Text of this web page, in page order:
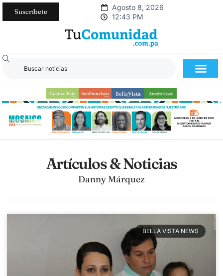
Suscríbete
Agosto 8, 2026
12:43 PM
Artículos & Noticias
Danny Márquez
BELLA VISTA NEWS